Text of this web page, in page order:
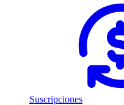
Suscripciones